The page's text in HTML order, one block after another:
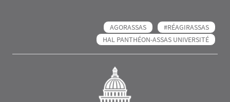
AGORASSAS
#RÉAGIRASSAS
HAL PANTHÉON-ASSAS UNIVERSITÉ